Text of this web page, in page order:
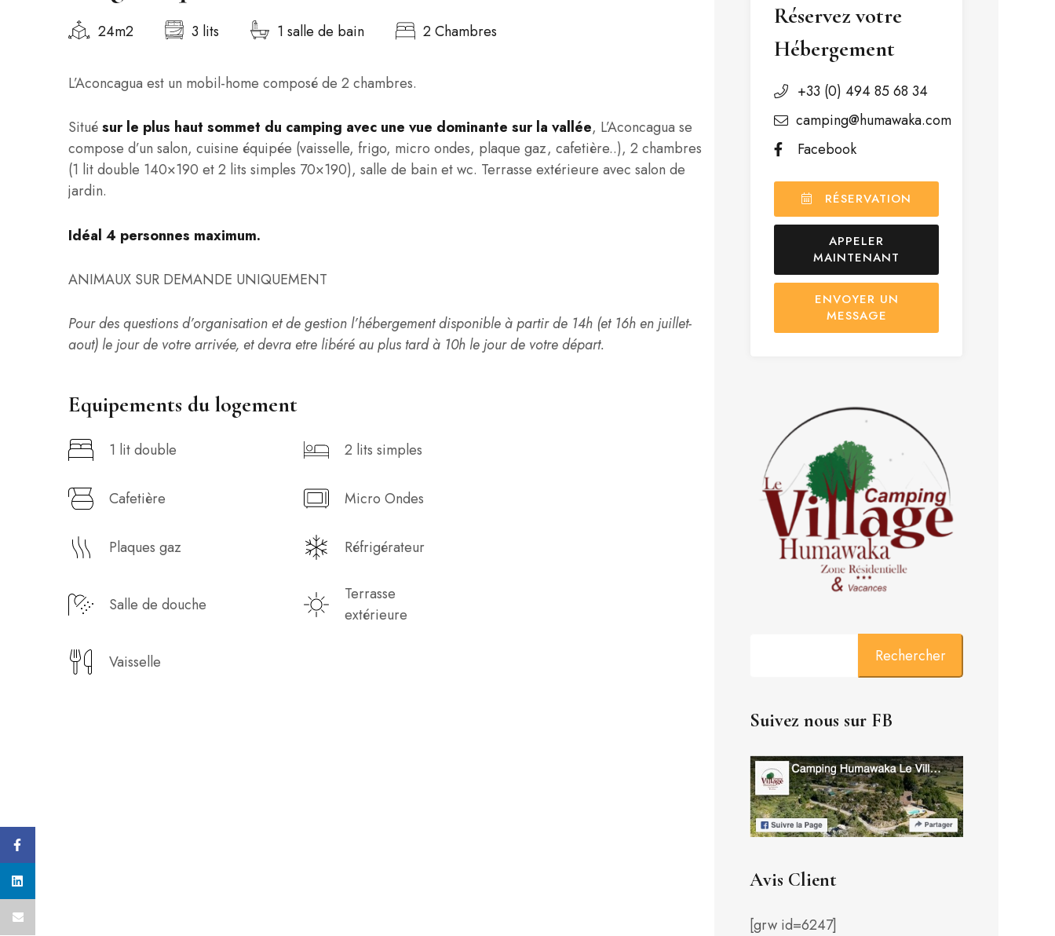
24m2 3 lits 1 salle de bain 2 Chambres
L’Aconcagua est un mobil-home composé de 2 chambres.
Situésur le plus haut sommet du camping avec une vue dominante sur la vallée, L’Aconcagua se
compose d’un salon, cuisine équipée (vaisselle, frigo, micro ondes, plaque gaz, cafetière..), 2 chambres
(1 lit double 140×190 et 2 lits simples 70×190), salle de bain et wc. Terrasse extérieure avec salon de
jardin.
Idéal 4 personnes maximum.
ANIMAUX SUR DEMANDE UNIQUEMENT
Pour des questions d’organisation et de gestion l’hébergement disponible à partir de 14h (et 16h en juillet-
aout) le jour de votre arrivée, et devra etre libéré au plus tard à 10h le jour de votre départ.
Equipements du logement
1 lit double 2 lits simples
Cafetière Micro Ondes
Plaques gaz Réfrigérateur
Salle de douche
Terrasse
extérieure
Vaisselle
Réservez votre
Hébergement
+33 (0) 494 85 68 34
camping@humawaka.com
Facebook
RÉSERVATION
APPELER
MAINTENANT
ENVOYER UN
MESSAGE
Rechercher
Suivez nous sur FB
Avis Client
[grw id=6247]